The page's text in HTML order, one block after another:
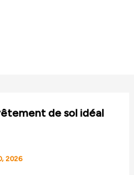
de sol idéal
2026